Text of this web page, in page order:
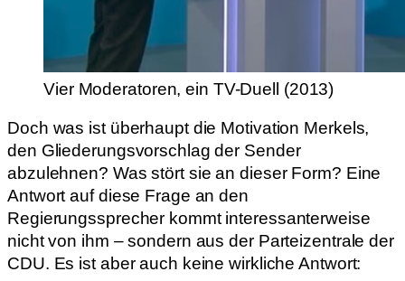
Vier Moderatoren, ein TV-Duell (2013)
Doch was ist überhaupt die Motivation Merkels,
den Gliederungsvorschlag der Sender
abzulehnen? Was stört sie an dieser Form? Eine
Antwort auf diese Frage an den
Regierungssprecher kommt interessanterweise
nicht von ihm – sondern aus der Parteizentrale der
CDU. Es ist aber auch keine wirkliche Antwort: